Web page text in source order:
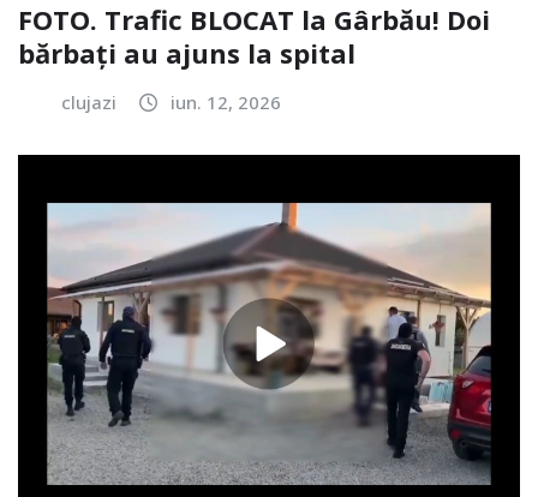
FOTO. Trafic BLOCAT la Gârbău! Doi
bărbați au ajuns la spital
clujazi iun. 12, 2026